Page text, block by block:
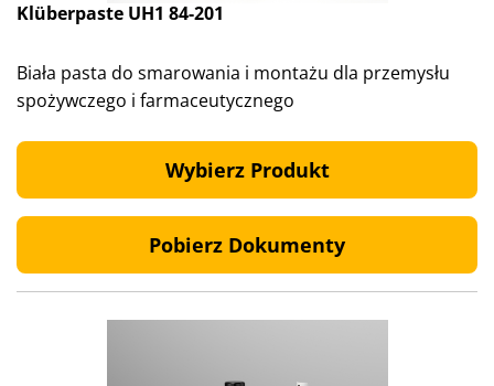
Klüberpaste UH1 84-201
Biała pasta do smarowania i montażu dla przemysłu
spożywczego i farmaceutycznego
Wybierz Produkt
Pobierz Dokumenty